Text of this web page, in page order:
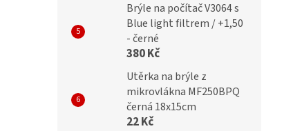
Brýle na počítač V3064 s
Blue light filtrem / +1,50
- černé
380 Kč
Utěrka na brýle z
mikrovlákna MF250BPQ
černá 18x15cm
22 Kč